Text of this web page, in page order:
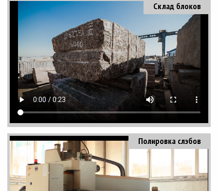
Склад блоков
Полировка слэбов